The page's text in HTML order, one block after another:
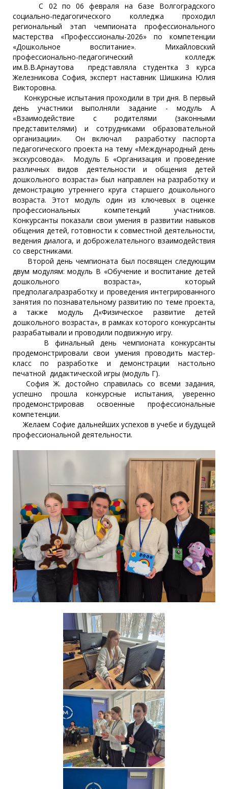
С 02 по 06 февраля на базе Волгоградского
социально-педагогического колледжа проходил
региональный этап чемпионата профессионального
мастерства «Професссионалы-2026» по компетенции
«Дошкольное воспитание». Михайловский
профессионально-педагогический колледж
им.В.В.Арнаутова представляла студентка 3 курса
Железникова София, эксперт наставник Шишкина Юлия
Викторовна.
Конкурсные испытания проходили в три дня. В первый
день участники выполняли задание - модуль А
«Взаимодействие с родителями (законными
представителями) и сотрудниками образовательной
организации». Он включал разработку паспорта
педагогического проекта на тему «Международный день
экскурсовода». Модуль Б «Организация и проведение
различных видов деятельности и общения детей
дошкольного возраста» был направлен на разработку и
демонстрацию утреннего круга старшего дошкольного
возраста. Этот модуль один из ключевых в оценке
профессиональных компетенций участников.
Конкурсанты показали свои умения в развитии навыков
общения детей, готовности к совместной деятельности,
ведения диалога, и доброжелательного взаимодействия
со сверстниками.
Второй день чемпионата был посвящен следующим
двум модулям: модуль В «Обучение и воспитание детей
дошкольного возраста», который
предполагалразработку и проведения интегрированного
занятия по познавательному развитию по теме проекта,
а также модуль Д«Физическое развитие детей
дошкольного возраста», в рамках которого конкурсанты
разрабатывали и проводили подвижную игру.
В финальный день чемпионата конкурсанты
продемонстрировали свои умения проводить мастер-
класс по разработке и демонстрации настольно
печатной дидактической игры (модуль Г).
София Ж. достойно справилась со всеми задания,
успешно прошла конкурсные испытания, уверенно
продемонстрировав освоенные профессиональные
компетенции.
Желаем Софие дальнейших успехов в учебе и будущей
профессиональной деятельности.